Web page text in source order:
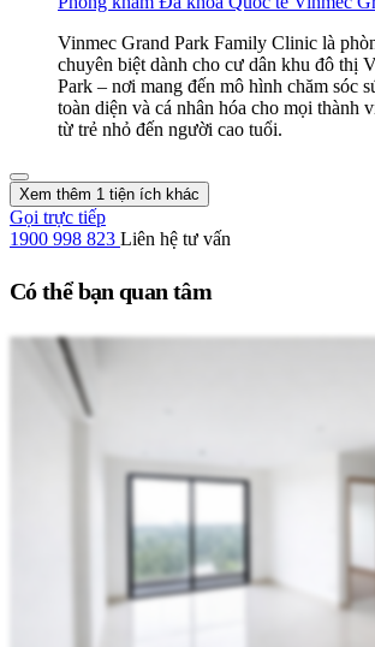
Vinmec Grand Park Family Clinic là
chuyên biệt dành cho cư dân khu đô thị
Park – nơi mang đến mô hình chăm sóc
toàn diện và cá nhân hóa cho mọi thành
từ trẻ nhỏ đến người cao tuổi.
Xem thêm 1 tiện ích khác
Gọi trực tiếp
1900 998 823 Liên hệ tư vấn
Có thể bạn quan tâm